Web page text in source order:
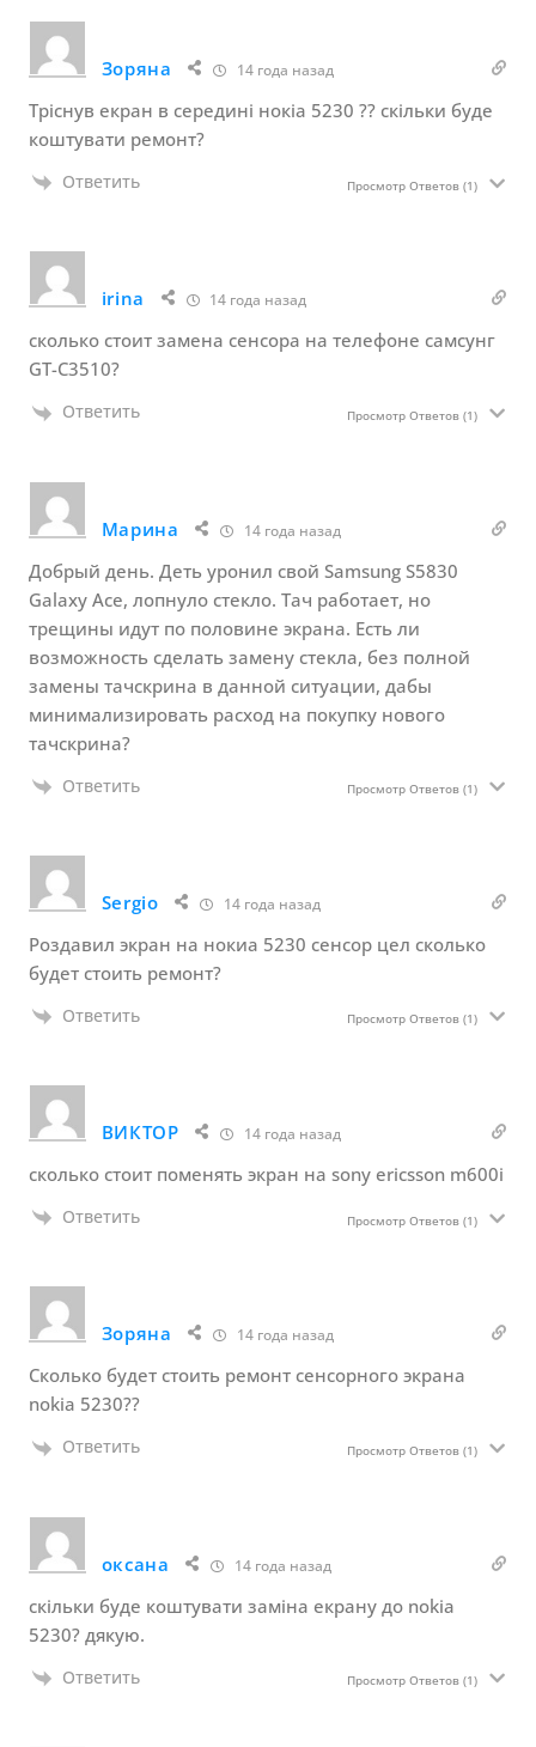
Зоряна 14 года назад
Тріснув екран в середині нокіа 5230 ?? скільки буде
коштувати ремонт?
Ответить Просмотр Ответов(1)
irina 14 года назад
сколько стоит замена сенсора на телефоне самсунг
GT-C3510?
Ответить Просмотр Ответов(1)
Марина 14 года назад
Добрый день. Деть уронил свой Samsung S5830
Galaxy Ace, лопнуло стекло. Тач работает, но
трещины идут по половине экрана. Есть ли
возможность сделать замену стекла, без полной
замены тачскрина в данной ситуации, дабы
минимализировать расход на покупку нового
тачскрина?
Ответить Просмотр Ответов(1)
Sergio 14 года назад
Роздавил экран на нокиа 5230 сенсор цел сколько
будет стоить ремонт?
Ответить Просмотр Ответов(1)
ВИКТОР 14 года назад
сколько стоит поменять экран на sony ericsson m600i
Ответить Просмотр Ответов(1)
Зоряна 14 года назад
Сколько будет стоить ремонт сенсорного экрана
nokia 5230??
Ответить Просмотр Ответов(1)
оксана 14 года назад
скільки буде коштувати заміна екрану до nokia
5230? дякую.
Ответить Просмотр Ответов(1)